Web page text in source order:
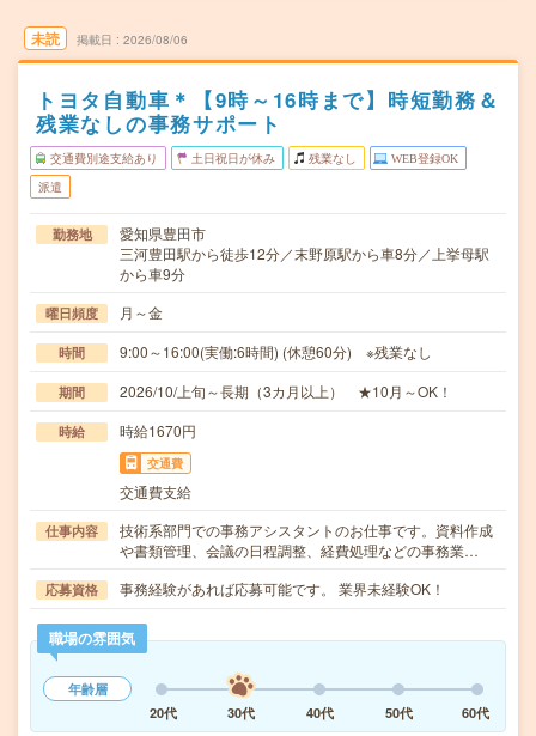
未読 掲載日 2026/08/06
トヨタ自動車＊【9時～16時まで】時短勤務＆
残業なしの事務サポート
交通費別途支給あり 土日祝日が休み 残業なし WEB登録OK
派遣
勤務地
愛知県豊田市
三河豊田駅から徒歩12分／末野原駅から車8分／上挙母駅
から車9分
曜日頻度 月～金
時間 9:00～16:00(実働:6時間) (休憩60分) ※残業なし
期間 2026/10/上旬～長期（3カ月以上） ★10月～OK！
時給 時給1670円
交通費
交通費支給
仕事内容
技術系部門での事務アシスタントのお仕事です。資料作成
や書類管理、会議の日程調整、経費処理などの事務業…
応募資格 事務経験があれば応募可能です。 業界未経験OK！
職場の雰囲気
年齢層
20代
30代 40代 50代 60代